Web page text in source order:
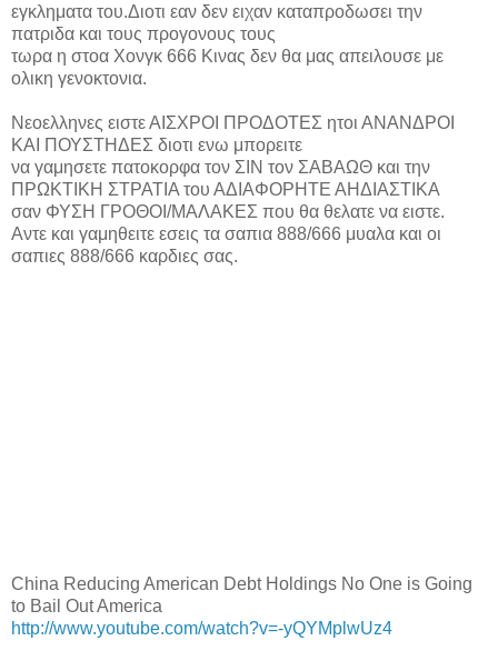
εγκληματα του.Διοτι εαν δεν ειχαν καταπροδωσει την
πατριδα και τους προγονους τους
τωρα η στοα Χονγκ 666 Κινας δεν θα μας απειλουσε με
ολικη γενοκτονια.
Νεοελληνες ειστε ΑΙΣΧΡΟΙ ΠΡΟΔΟΤΕΣ ητοι ΑΝΑΝΔΡΟΙ
ΚΑΙ ΠΟΥΣΤΗΔΕΣ διοτι ενω μπορειτε
να γαμησετε πατοκορφα τον ΣΙΝ τον ΣΑΒΑΩΘ και την
ΠΡΩΚΤΙΚΗ ΣΤΡΑΤΙΑ του ΑΔΙΑΦΟΡΗΤΕ ΑΗΔΙΑΣΤΙΚΑ
σαν ΦΥΣΗ ΓΡΟΘΟΙ/ΜΑΛΑΚΕΣ που θα θελατε να ειστε.
Αντε και γαμηθειτε εσεις τα σαπια 888/666 μυαλα και οι
σαπιες 888/666 καρδιες σας.
China Reducing American Debt Holdings No One is Going
to Bail Out America
http://www.youtube.com/watch?v=-yQYMplwUz4